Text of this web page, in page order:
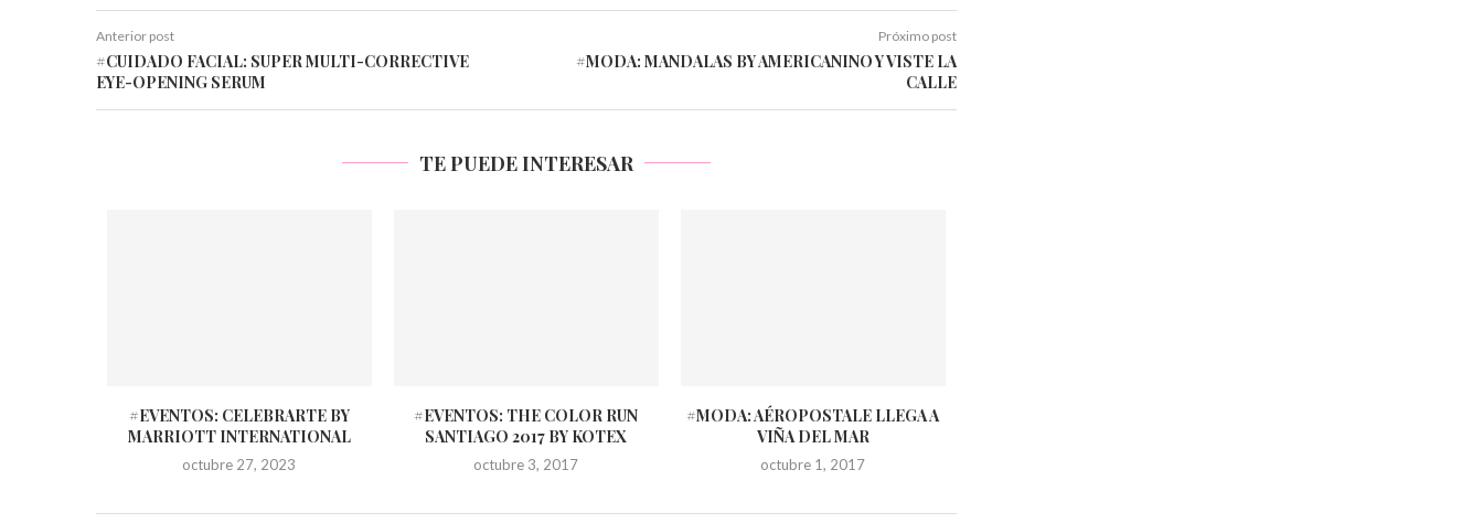
Anterior post
#CUIDADO FACIAL: SUPER MULTI-CORRECTIVE
EYE-OPENING SERUM
Próximo post
#MODA: MANDALAS BY AMERICANINO Y VISTE LA
CALLE
TE PUEDE INTERESAR
#EVENTOS: CELEBRARTE BY
MARRIOTT INTERNATIONAL
octubre 27, 2023
#EVENTOS: THE COLOR RUN
SANTIAGO 2017 BY KOTEX
octubre 3, 2017
#MODA: AÉROPOSTALE LLEGA A
VIÑA DEL MAR
octubre 1, 2017